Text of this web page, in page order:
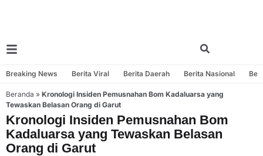
Breaking News Berita Viral Berita Daerah Berita Nasional
Beranda » Kronologi Insiden Pemusnahan Bom Kadaluarsa yang
Tewaskan Belasan Orang di Garut
Kronologi Insiden Pemusnahan Bom
Kadaluarsa yang Tewaskan Belasan
Orang di Garut